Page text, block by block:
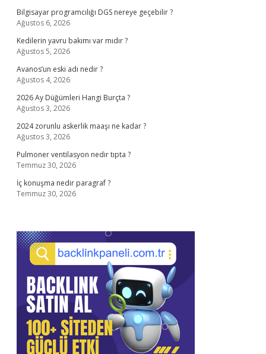
Bilgisayar programcılığı DGS nereye geçebilir ?
Ağustos 6, 2026
Kedilerin yavru bakımı var mıdır ?
Ağustos 5, 2026
Avanos’un eski adı nedir ?
Ağustos 4, 2026
2026 Ay Düğümleri Hangi Burçta ?
Ağustos 3, 2026
2024 zorunlu askerlik maaşı ne kadar ?
Ağustos 3, 2026
Pulmoner ventilasyon nedir tıpta ?
Temmuz 30, 2026
İç konuşma nedir paragraf ?
Temmuz 30, 2026